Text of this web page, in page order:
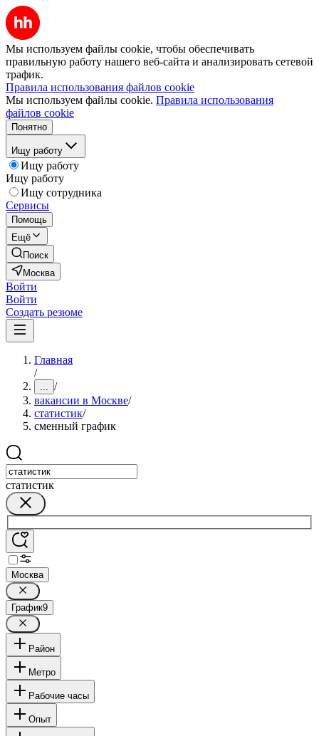
Мы используем файлы cookie, чтобы обеспечивать
правильную работу нашего веб-сайта и анализировать сетевой
трафик.
Правила использования файлов cookie
Мы используем файлы cookie. Правила использования
файлов cookie
Понятно
Ищу работу
Ищу работу
Ищу работу
Ищу сотрудника
Сервисы
Помощь
Ещё
Поиск
Москва
Войти
Войти
Создать резюме
Главная
/
... /
вакансии в Москве/
статистик/
сменный график
статистик
Москва
График9
Район
Метро
Рабочие часы
Опыт